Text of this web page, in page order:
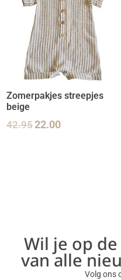
Zomerpakjes streepjes
beige
42.9522.00
Wil je op
van alle
Volg ons